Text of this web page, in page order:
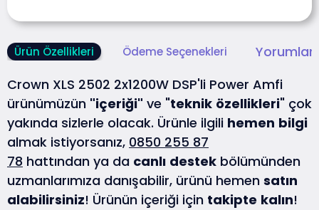
Ürün Özellikleri Ödeme Seçenekleri
Crown XLS 2502 2x1200W DSP'li Power Amfi
ürünümüzün "içeriği" ve "teknik özellikleri" çok
yakında sizlerle olacak. Ürünle ilgili hemen bilgi
almak istiyorsanız, 0850 255 87
78 hattından ya da canlı destek bölümünden
uzmanlarımıza danışabilir, ürünü hemen satın
alabilirsiniz! Ürünün içeriği için takipte kalın!